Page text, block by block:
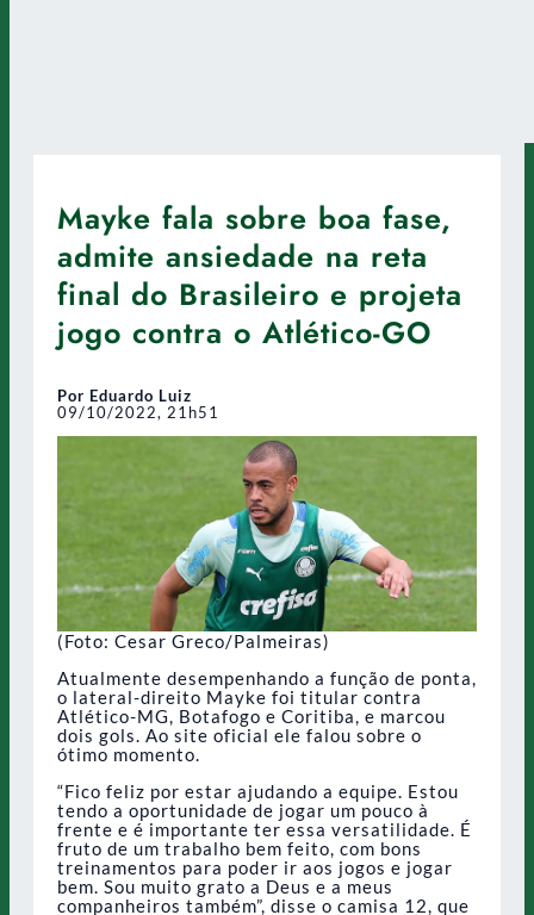
Mayke fala sobre boa fase,
admite ansiedade na reta
final do Brasileiro e projeta
jogo contra o Atlético-GO
Por Eduardo Luiz
09/10/2022, 21h51
(Foto: Cesar Greco/Palmeiras)
Atualmente desempenhando a função de ponta,
o lateral-direito Mayke foi titular contra
Atlético-MG, Botafogo e Coritiba, e marcou
dois gols. Ao site oficial ele falou sobre o
ótimo momento.
“Fico feliz por estar ajudando a equipe. Estou
tendo a oportunidade de jogar um pouco à
frente e é importante ter essa versatilidade. É
fruto de um trabalho bem feito, com bons
treinamentos para poder ir aos jogos e jogar
bem. Sou muito grato a Deus e a meus
companheiros também”, disse o camisa 12, que